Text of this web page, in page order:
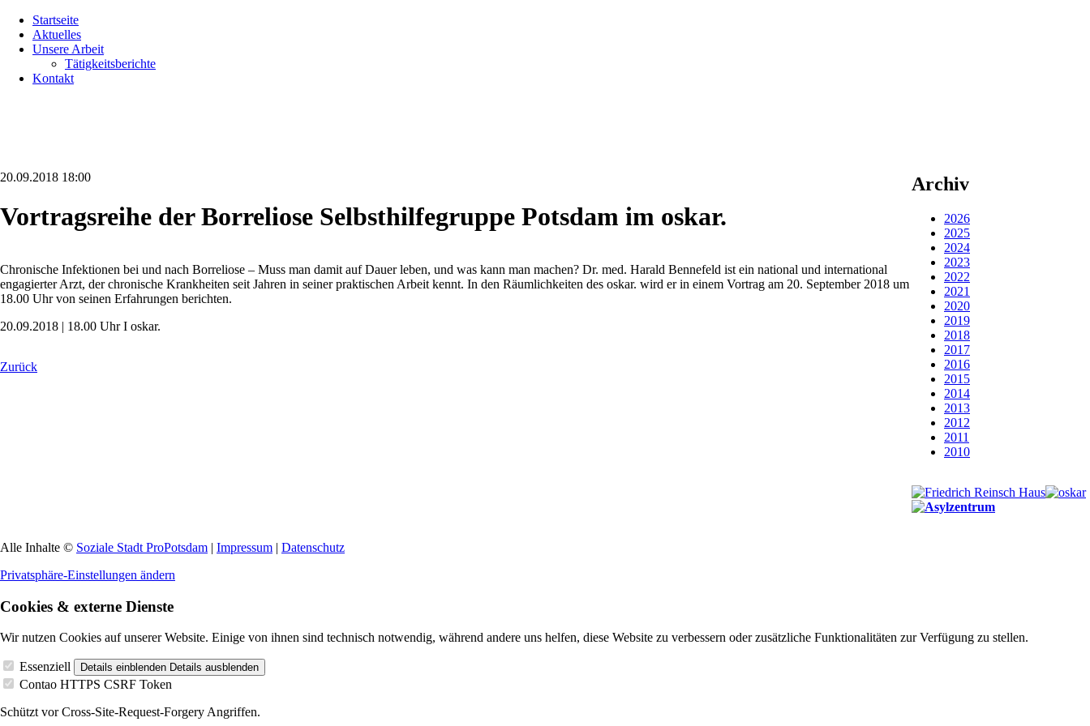
überspringen
Startseite
Aktuelles
Unsere Arbeit
Tätigkeitsberichte
Kontakt
20.09.2018 18:00
Vortragsreihe der Borreliose Selbsthilfegruppe Potsdam im oskar.
Chronische Infektionen bei und nach Borreliose – Muss man damit auf Dauer leben, und was kann man machen? Dr. med. Harald Bennefeld ist ein national und international
engagierter Arzt, der chronische Krankheiten seit Jahren in seiner praktischen Arbeit kennt. In den Räumlichkeiten des oskar. wird er in einem Vortrag am 20. September 2018 um
18.00 Uhr von seinen Erfahrungen berichten.
20.09.2018 | 18.00 Uhr I oskar.
Zurück
Archiv
2026
2025
2024
2023
2022
2021
2020
2019
2018
2017
2016
2015
2014
2013
2012
2011
2010
Alle Inhalte © Soziale Stadt ProPotsdam | Impressum | Datenschutz
Privatsphäre-Einstellungen ändern
Cookies & externe Dienste
Wir nutzen Cookies auf unserer Website. Einige von ihnen sind technisch notwendig, während andere uns helfen, diese Website zu verbessern oder zusätzliche Funktionalitäten zur Verfügung zu stellen.
Essenziell Details einblenden Details ausblenden
Contao HTTPS CSRF Token
Schützt vor Cross-Site-Request-Forgery Angriffen.